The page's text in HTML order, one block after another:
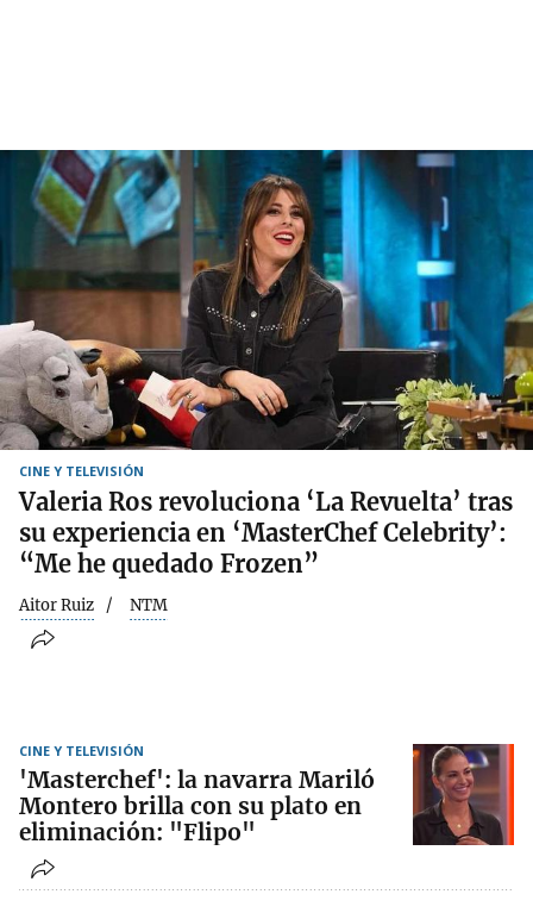
CINE Y TELEVISIÓN
Valeria Ros revoluciona ‘La Revuelta’ tras
su experiencia en ‘MasterChef Celebrity’:
“Me he quedado Frozen”
Aitor Ruiz NTM
CINE Y TELEVISIÓN
'Masterchef': la navarra Mariló
Montero brilla con su plato en
eliminación: "Flipo"